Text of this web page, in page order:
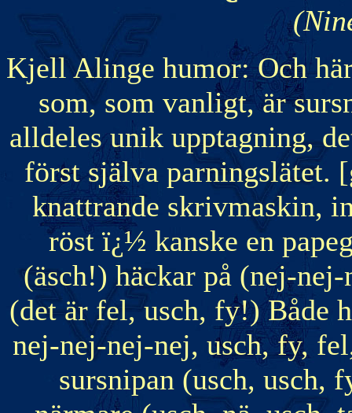
Kjell Alinge humor: Och
som, som vanligt, är
alldeles unik upptagning,
först själva parningslätet.
knattrande skrivmaskin,
röst ï¿½ kanske en
(äsch!) häckar på (nej-
(det är fel, usch, fy!) Både
nej-nej-nej-nej, usch, fy,
sursnipan (usch, usch,